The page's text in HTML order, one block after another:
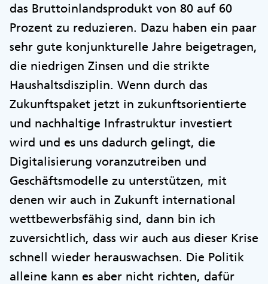
das Bruttoinlandsprodukt von 80 auf 60
Prozent zu reduzieren. Dazu haben ein paar
sehr gute konjunkturelle Jahre beigetragen,
die niedrigen Zinsen und die strikte
Haushaltsdisziplin. Wenn durch das
Zukunftspaket jetzt in zukunftsorientierte
und nachhaltige Infrastruktur investiert
wird und es uns dadurch gelingt, die
Digitalisierung voranzutreiben und
Geschäftsmodelle zu unterstützen, mit
denen wir auch in Zukunft international
wettbewerbsfähig sind, dann bin ich
zuversichtlich, dass wir auch aus dieser Krise
schnell wieder herauswachsen. Die Politik
alleine kann es aber nicht richten, dafür